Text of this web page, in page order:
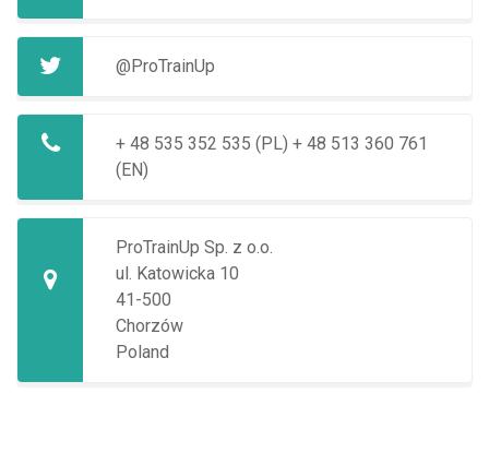
@ProTrainUp
+ 48 535 352 535 (PL) + 48 513 360 761
(EN)
ProTrainUp Sp. z o.o.
ul. Katowicka 10
41-500
Chorzów
Poland